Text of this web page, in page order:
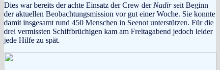
Dies war bereits der achte Einsatz der Crew der Nadirseit Beginn
der aktuellen Beobachtungsmission vor gut einer Woche. Sie konnte
damit insgesamt rund 450 Menschen in Seenot unterstützen. Für die
drei vermissten Schiffbrüchigen kam am Freitagabend jedoch leider
jede Hilfe zu spät.